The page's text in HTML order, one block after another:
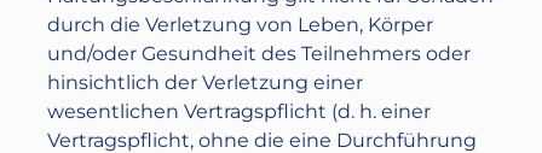
durch die Verletzung von Leben, Körper
und/oder Gesundheit des Teilnehmers oder
hinsichtlich der Verletzung einer
wesentlichen Vertragspflicht (d. h. einer
Vertragspflicht, ohne die eine Durchführung